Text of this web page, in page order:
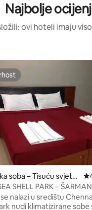
Najbolje
ovi hoteli imaju
soba – Tisuću svjetal
SHELL PARK –
U CHENNAIU
nalazi u središtu
nudi klimatizirane sobe